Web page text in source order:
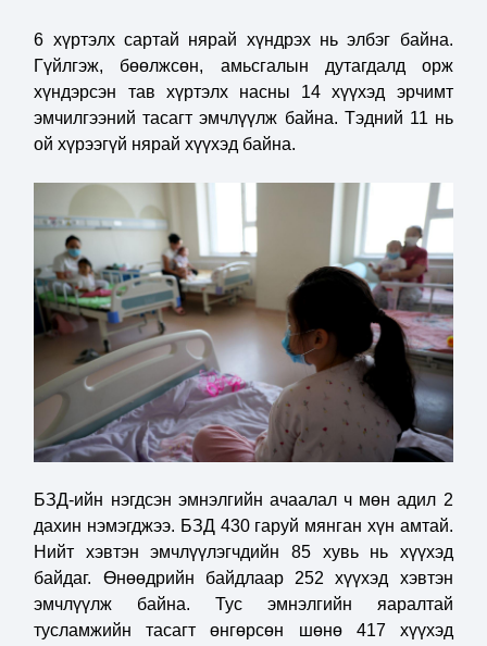
6 хүртэлх сартай нярай хүндрэх нь элбэг байна.
Гүйлгэж, бөөлжсөн, амьсгалын дутагдалд орж
хүндэрсэн тав хүртэлх насны 14 хүүхэд эрчимт
эмчилгээний тасагт эмчлүүлж байна. Тэдний 11 нь
ой хүрээгүй нярай хүүхэд байна.
БЗД-ийн нэгдсэн эмнэлгийн ачаалал ч мөн адил 2
дахин нэмэгджээ. БЗД 430 гаруй мянган хүн амтай.
Нийт хэвтэн эмчлүүлэгчдийн 85 хувь нь хүүхэд
байдаг. Өнөөдрийн байдлаар 252 хүүхэд хэвтэн
эмчлүүлж байна. Тус эмнэлгийн яаралтай
тусламжийн тасагт өнгөрсөн шөнө 417 хүүхэд